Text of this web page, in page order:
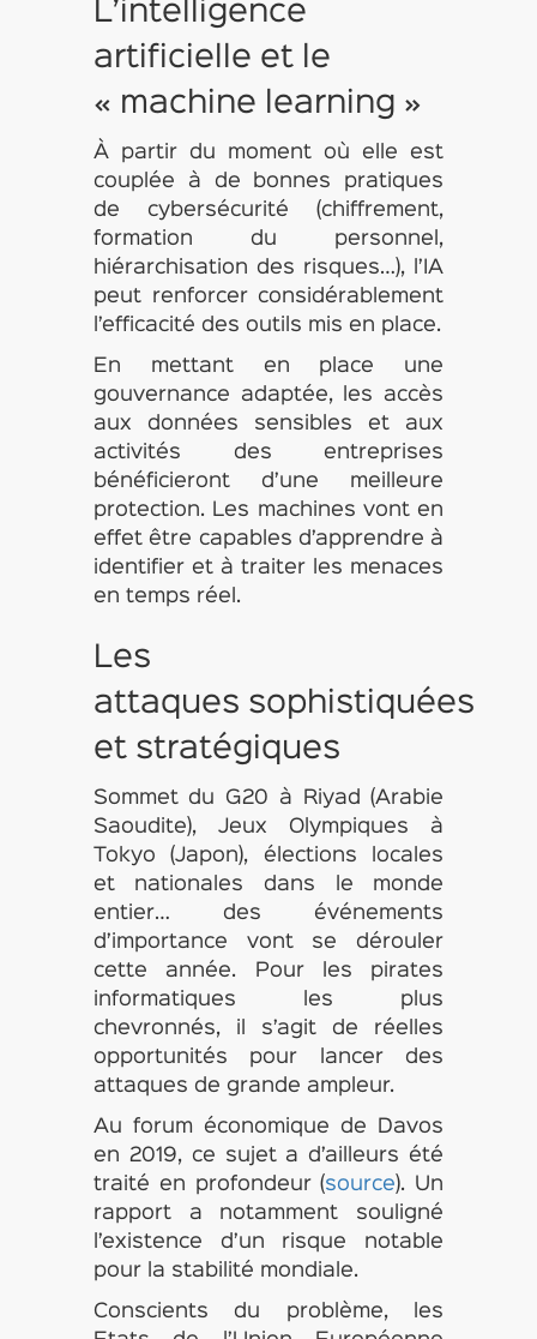
L’intelligence
artificielle et le
« machine learning »
À partir du moment où elle est
couplée à de bonnes pratiques
de cybersécurité (chiffrement,
formation du personnel,
hiérarchisation des risques…), l’IA
peut renforcer considérablement
l’efficacité des outils mis en place.
En mettant en place une
gouvernance adaptée, les accès
aux données sensibles et aux
activités des entreprises
bénéficieront d’une meilleure
protection. Les machines vont en
effet être capables d’apprendre à
identifier et à traiter les menaces
en temps réel.
Les
attaques sophistiquées
et stratégiques
Sommet du G20 à Riyad (Arabie
Saoudite), Jeux Olympiques à
Tokyo (Japon), élections locales
et nationales dans le monde
entier… des événements
d’importance vont se dérouler
cette année. Pour les pirates
informatiques les plus
chevronnés, il s’agit de réelles
opportunités pour lancer des
attaques de grande ampleur.
Au forum économique de Davos
en 2019, ce sujet a d’ailleurs été
traité en profondeur (source). Un
rapport a notamment souligné
l’existence d’un risque notable
pour la stabilité mondiale.
Conscients du problème, les